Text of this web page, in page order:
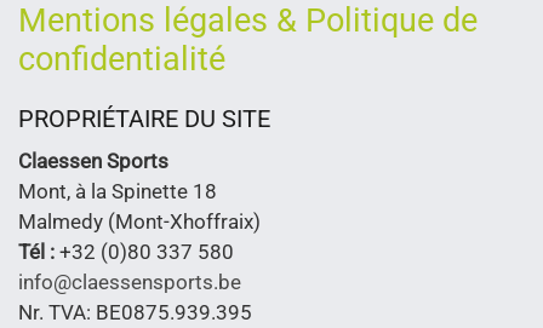
Mentions légales & Politique de
confidentialité
PROPRIÉTAIRE DU SITE
Claessen Sports
Mont, à la Spinette 18
Malmedy (Mont-Xhoffraix)
Tél : +32 (0)80 337 580
info@claessensports.be
Nr. TVA: BE0875.939.395